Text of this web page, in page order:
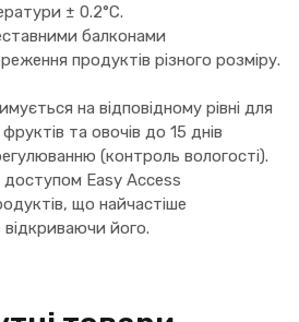
± 0.2°С.
балконами
продуктів різного розміру.
на відповідному рівні для
та овочів до 15 днів
(контроль вологості).
Easy Access
що найчастіше
його.